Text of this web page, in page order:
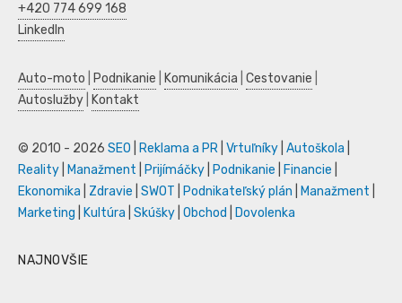
+420 774 699 168
LinkedIn
Auto-moto Podnikanie Komunikácia Cestovanie
Autoslužby
Kontakt
© 2010 - 2026 SEO Reklama a PR Vrtuľníky Autoškola
Reality
Manažment Prijímáčky Podnikanie Financie
Ekonomika
Zdravie SWOT Podnikateľský plán Manažment
Marketing
Kultúra Skúšky Obchod Dovolenka
NAJNOVŠIE